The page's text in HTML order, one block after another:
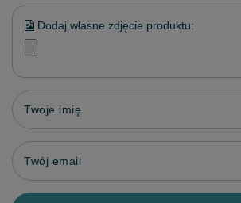
Dodaj własne zdjęcie produktu:
Twoje imię
Twój email